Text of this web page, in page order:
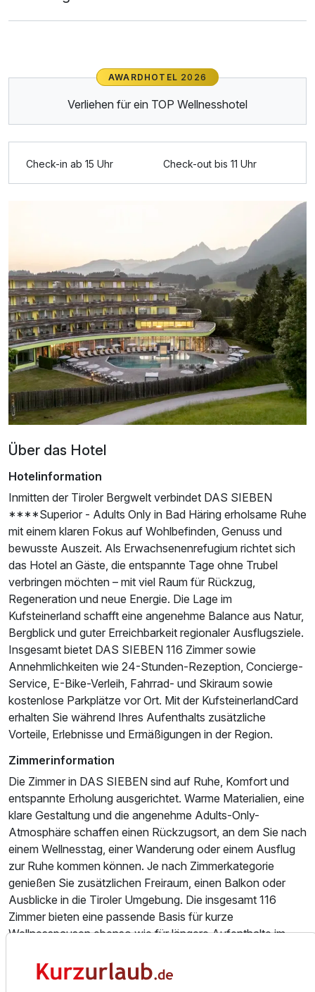
Ausstattung
Doppelzimmer Standard
2 Erwachsene und 1 Kind
Ausstattung
Zusatznächte
Für 6 Tage p.P. ab775,00 €
Einzelzimmer
1 Erwachsenen und 1 Kind
AWARDHOTEL 2026
Verliehen für ein TOP Wellnesshotel
Check-in ab 15 Uhr Check-out bis 11 Uhr
Über das Hotel
Hotelinformation
Inmitten der Tiroler Bergwelt verbindet DAS SIEBEN
****Superior - Adults Only in Bad Häring erholsame Ruhe
mit einem klaren Fokus auf Wohlbefinden, Genuss und
bewusste Auszeit. Als Erwachsenenrefugium richtet sich
das Hotel an Gäste, die entspannte Tage ohne Trubel
verbringen möchten – mit viel Raum für Rückzug,
Regeneration und neue Energie. Die Lage im
Kufsteinerland schafft eine angenehme Balance aus Natur,
Bergblick und guter Erreichbarkeit regionaler Ausflugsziele.
Insgesamt bietet DAS SIEBEN 116 Zimmer sowie
Annehmlichkeiten wie 24-Stunden-Rezeption, Concierge-
Service, E-Bike-Verleih, Fahrrad- und Skiraum sowie
kostenlose Parkplätze vor Ort. Mit der KufsteinerlandCard
erhalten Sie während Ihres Aufenthalts zusätzliche
Vorteile, Erlebnisse und Ermäßigungen in der Region.
Zimmerinformation
Die Zimmer in DAS SIEBEN sind auf Ruhe, Komfort und
entspannte Erholung ausgerichtet. Warme Materialien, eine
klare Gestaltung und die angenehme Adults-Only-
Atmosphäre schaffen einen Rückzugsort, an dem Sie nach
einem Wellnesstag, einer Wanderung oder einem Ausflug
zur Ruhe kommen können. Je nach Zimmerkategorie
genießen Sie zusätzlichen Freiraum, einen Balkon oder
Ausblicke in die Tiroler Umgebung. Die insgesamt 116
Zimmer bieten eine passende Basis für kurze
Wellnesspausen ebenso wie für längere Aufenthalte im
Privatsphäre oder großzügigere Wohnbereiche legt, findet
je nach Kategorie passende Möglichkeiten für eine